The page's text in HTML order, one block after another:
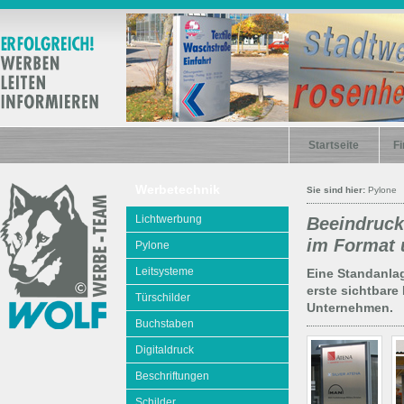
Startseite
Lichtwerbung
Pylone
Leitsysteme
Türschilder
Buchstaben
Digitaldruck
Beschriftungen
Sie sind hier: Pylone
im Format
Eine
erste sichtbare
Unternehmen.